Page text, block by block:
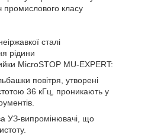
класу
сталі
рідини
MicroSTOP MU-EXPERT:
повітря, утворені
36 кГц, проникають у
УЗ-випромінювачі, що